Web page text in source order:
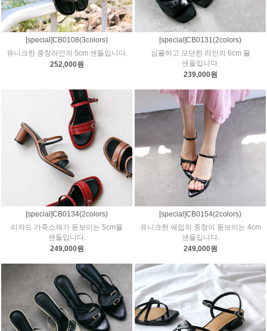
[special]CB0108(3colors)
유니크한 중창라인의 5cm 샌들입니다.
252,000원
[special]CB0131(2colors)
심플하고 모던한 라인의 6cm 뮬
샌들입니다.
239,000원
[special]CB0134(2colors)
리쟈드 가죽소재가 돋보이는 5cm뮬
샌들입니다.
249,000원
[special]CB0154(2colors)
유니크한 쉐입의 중창이 돋보이는 4cm
샌들입니다.
249,000원